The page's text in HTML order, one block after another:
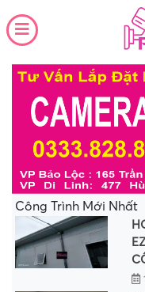
Công Trình Mới Nhất